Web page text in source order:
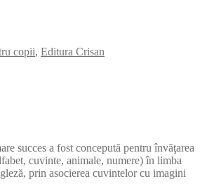
copii, Editura Crisan
succes a fost concepută pentru învăţarea
cuvinte, animale, numere) în limba
prin asocierea cuvintelor cu imagini